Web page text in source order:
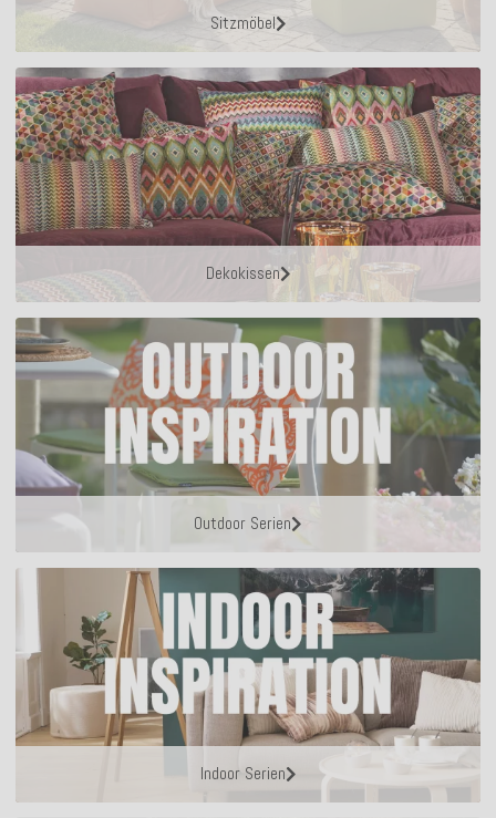
Sitzmöbel
Dekokissen
Outdoor Serien
Indoor Serien